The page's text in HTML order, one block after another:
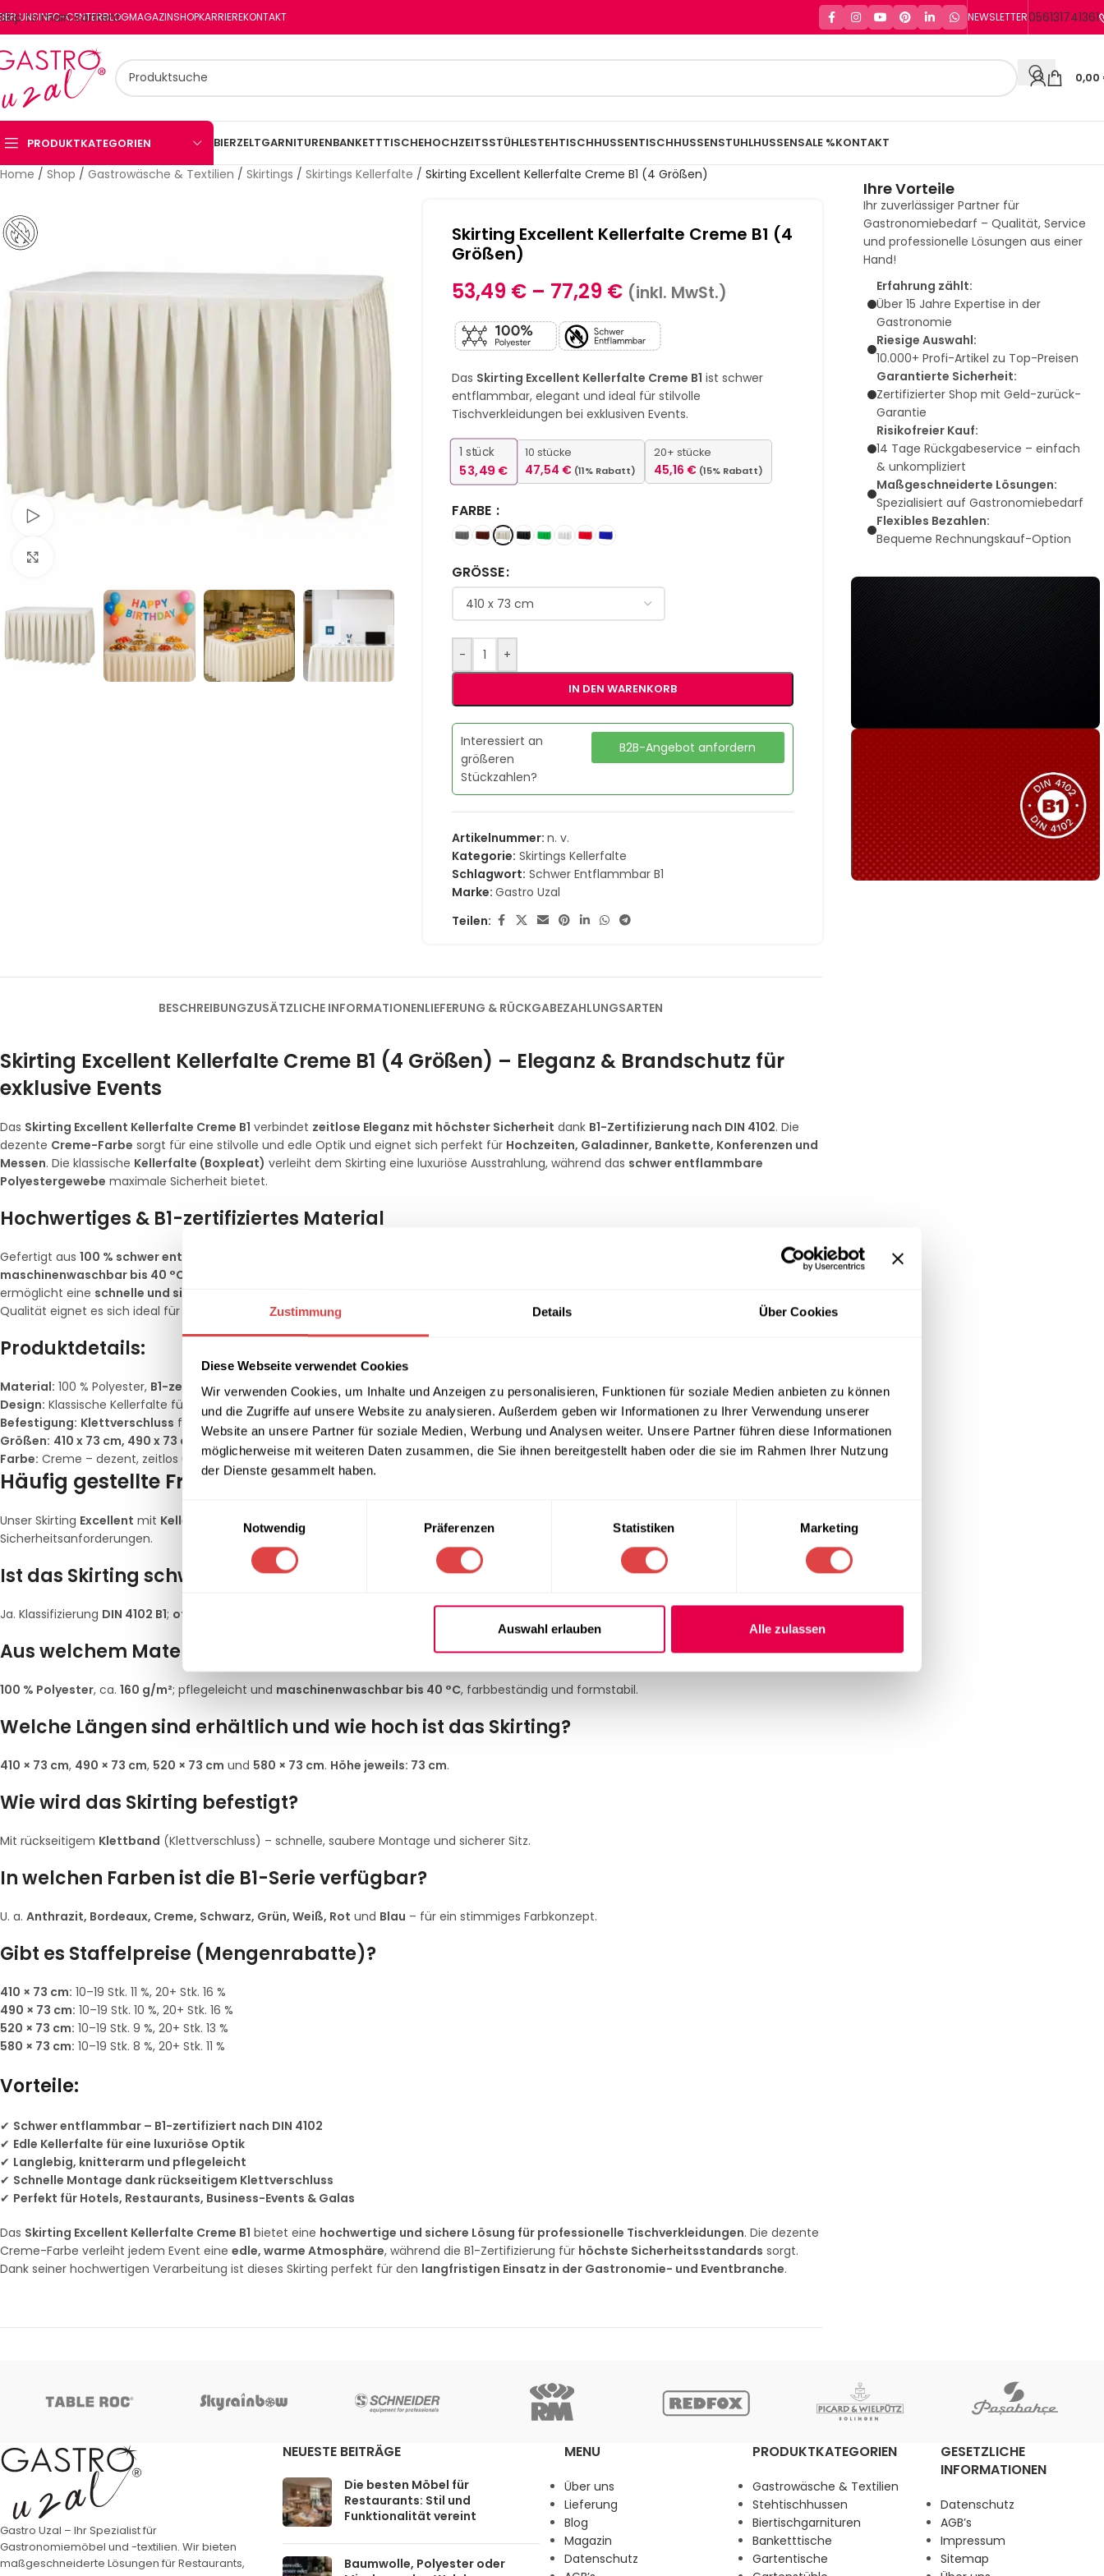
Zustimmung Details Über Cookies
Diese Webseite verwendet Cookies
Wir verwenden Cookies, um Inhalte und Anzeigen zu personalisieren, Funktionen für soziale Medien anbieten zu können
und die Zugriffe auf unsere Website zu analysieren. Außerdem geben wir Informationen zu Ihrer Verwendung unserer
Website an unsere Partner für soziale Medien, Werbung und Analysen weiter. Unsere Partner führen diese Informationen
möglicherweise mit weiteren Daten zusammen, die Sie ihnen bereitgestellt haben oder die sie im Rahmen Ihrer Nutzung
der Dienste gesammelt haben.
Notwendig
Präferenzen Statistiken Marketing
Auswahl erlauben Alle zulassen
Skip to main content
UNSINFO-CENTERBLOGMAGAZINSHOPKARRIEREKONTAKT NEWSLETTER056131741361
0,00
PRODUKTKATEGORIEN BIERZELTGARNITURENBANKETTTISCHEHOCHZEITSSTÜHLESTEHTISCHHUSSENTISCHHUSSENSTUHLHUSSENSALE %KONTAKT
Home / Shop / Gastrowäsche & Textilien / Skirtings / Skirtings Kellerfalte / Skirting Excellent Kellerfalte Creme B1 (4 Größen)
Skirting Excellent Kellerfalte Creme B1 (4
Größen)
53,49 € – 77,29 € (inkl. MwSt.)
Das Skirting Excellent Kellerfalte Creme B1 ist schwer
entflammbar, elegant und ideal für stilvolle
Tischverkleidungen bei exklusiven Events.
1 stück
53,49€
10 stücke
47,54 € (11% Rabatt)
20+ stücke
45,16 € (15% Rabatt)
FARBE
GRÖSSE
- +
IN DEN WARENKORB
Interessiert an
größeren
Stückzahlen?
B2B-Angebot anfordern
Artikelnummer:n. v.
Kategorie: Skirtings Kellerfalte
Schlagwort: Schwer Entflammbar B1
Marke:Gastro Uzal
Teilen:
BESCHREIBUNGZUSÄTZLICHE INFORMATIONENLIEFERUNG & RÜCKGABEZAHLUNGSARTEN
Skirting Excellent Kellerfalte Creme B1 (4 Größen) – Eleganz & Brandschutz für
exklusive Events
Das Skirting Excellent Kellerfalte Creme B1 verbindet zeitlose Eleganz mit höchster Sicherheit dank B1-Zertifizierung nach DIN 4102. Die
dezente Creme-Farbe sorgt für eine stilvolle und edle Optik und eignet sich perfekt für Hochzeiten, Galadinner, Bankette, Konferenzen und
Messen. Die klassische Kellerfalte (Boxpleat) verleiht dem Skirting eine luxuriöse Ausstrahlung, während das schwer entflammbare
Polyestergewebe maximale Sicherheit bietet.
Hochwertiges & B1-zertifiziertes Material
Gefertigt aus 100 % schwer entflammbarem Polyester
maschinenwaschbar bis 40 °C
ermöglicht eine schnelle und sichere Befestigung
Qualität eignet es sich ideal für den
professionellen Einsatz in Hotels, Restaurants, Kongresszentren und Eventlocations
Produktdetails:
Material: 100 % Polyester, B1-zertifiziertnach DIN 4102
Design: Klassische Kellerfalte für eine elegante Optik
Befestigung: Klettverschluss für einfache Montage
Größen: 410 x 73 cm, 490 x 73 cm, 520 x 73 cm, 580 x 73 cm
Farbe: Creme – dezent, zeitlos und vielseitig kombinierbar
Häufig gestellte Fragen (FAQ) – Skirting Excellent Kellerfalte, Creme B1
Unser Skirting Excellent mit Kellerfalte (Boxpleat) ist schwer entflammbar nach DIN 4102 B1
– perfekt für professionelle Events mit erhöhten
Sicherheitsanforderungen.
Ist das Skirting schwer entflammbar (B1)?
Ja. Klassifizierung DIN 4102 B1; offizielle Zertifikate
Aus welchem Material besteht das Skirting und wie wird es gepflegt?
100 % Polyester, ca. 160 g/m²; pflegeleicht und maschinenwaschbar bis 40 °C, farbbeständig und formstabil.
Welche Längen sind erhältlich und wie hoch ist das Skirting?
410 × 73 cm, 490 × 73 cm, 520 × 73 cm und 580 × 73 cm. Höhe jeweils: 73 cm.
Wie wird das Skirting befestigt?
Mit rückseitigem Klettband (Klettverschluss) – schnelle, saubere Montage und sicherer Sitz.
In welchen Farben ist die B1-Serie verfügbar?
U. a. Anthrazit, Bordeaux, Creme, Schwarz, Grün, Weiß, Rot und Blau – für ein stimmiges Farbkonzept.
Gibt es Staffelpreise (Mengenrabatte)?
410 × 73 cm: 10–19 Stk. 11 %, 20+ Stk. 16 %
490 × 73 cm: 10–19 Stk. 10 %, 20+ Stk. 16 %
520 × 73 cm: 10–19 Stk. 9 %, 20+ Stk. 13 %
580 × 73 cm: 10–19 Stk. 8 %, 20+ Stk. 11 %
Vorteile:
✔ Schwer entflammbar – B1-zertifiziert nach DIN 4102
✔ Edle Kellerfalte für eine luxuriöse Optik
✔ Langlebig, knitterarm und pflegeleicht
✔ Schnelle Montage dank rückseitigem Klettverschluss
✔ Perfekt für Hotels, Restaurants, Business-Events & Galas
Das Skirting Excellent Kellerfalte Creme B1 bietet eine hochwertige und sichere Lösung für professionelle Tischverkleidungen. Die dezente
Creme-Farbe verleiht jedem Event eine edle, warme Atmosphäre, während die B1-Zertifizierung für höchste Sicherheitsstandards sorgt.
Dank seiner hochwertigen Verarbeitung ist dieses Skirting perfekt für den langfristigen Einsatz in der Gastronomie- und Eventbranche.
Ihre Vorteile
Ihr zuverlässiger Partner für
Gastronomiebedarf – Qualität, Service
und professionelle Lösungen aus einer
Hand!
Erfahrung zählt:
Über 15 Jahre Expertise in der
Gastronomie
Riesige Auswahl:
10.000+ Profi-Artikel zu Top-Preisen
Garantierte Sicherheit:
Zertifizierter Shop mit Geld-zurück-
Garantie
Risikofreier Kauf:
14 Tage Rückgabeservice – einfach
& unkompliziert
Maßgeschneiderte Lösungen:
Spezialisiert auf Gastronomiebedarf
Flexibles Bezahlen:
Bequeme Rechnungskauf-Option
Sie haben nicht das passende
Produkt gefunden?
Wir helfen Ihnen gerne weiter!
Gastro Uzal – Ihr Spezialist für
Gastronomiemöbel und -textilien. Wir bieten
maßgeschneiderte Lösungen für Restaurants,
NEUESTE BEITRÄGE
Die besten Möbel für
Restaurants: Stil und
Funktionalität vereint
Baumwolle, Polyester oder
MENU
Über uns
Lieferung
Blog
Magazin
Datenschutz
PRODUKTKATEGORIEN
Gastrowäsche & Textilien
Stehtischhussen
Biertischgarnituren
Banketttische
Gartentische
GESETZLICHE
INFORMATIONEN
Datenschutz
AGB’s
Impressum
Sitemap